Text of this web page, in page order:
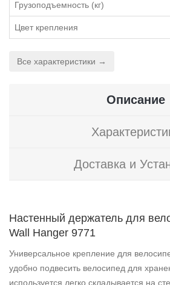
Грузоподъемность (кг)
Цвет крепления
Все характеристики →
Описание
Доставка и
Настенный держатель для
Wall Hanger 9771
Универсальное крепление для
удобно подвесить велосипед для
используется легко складывается на